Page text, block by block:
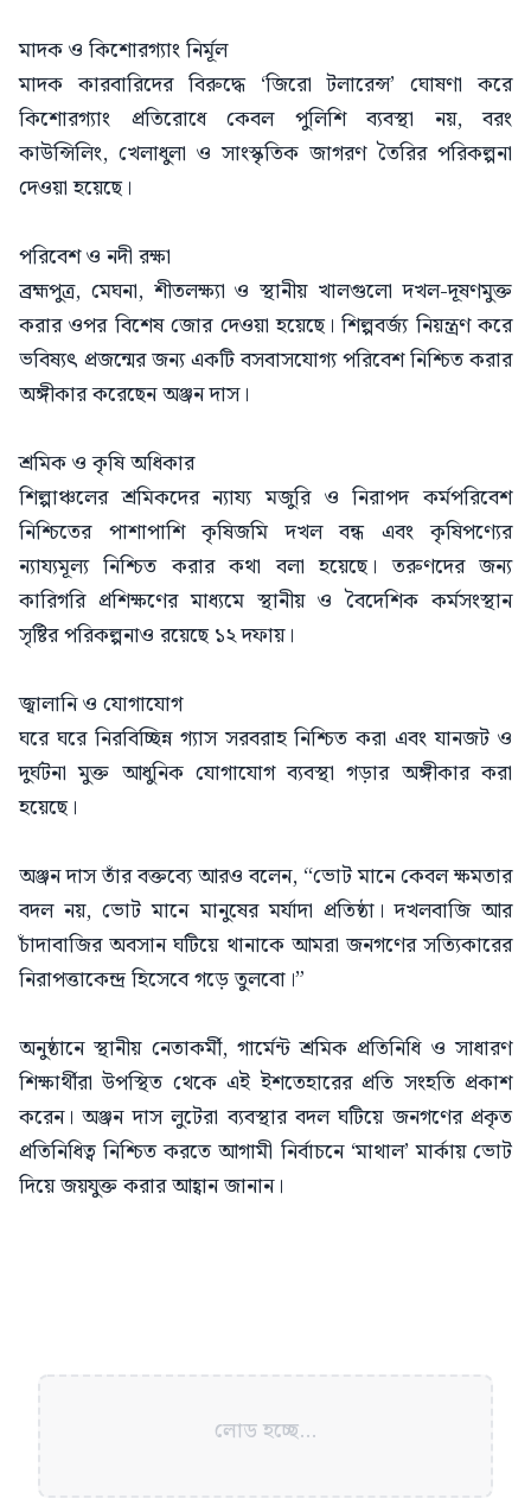
মাদক ও কিশোরগ্যাং নির্মূল
মাদক কারবারিদের বিরুদ্ধে ‘জিরো টলারেন্স’ ঘোষণা করে
কিশোরগ্যাং প্রতিরোধে কেবল পুলিশি ব্যবস্থা নয়, বরং
কাউন্সিলিং, খেলাধুলা ও সাংস্কৃতিক জাগরণ তৈরির পরিকল্পনা
দেওয়া হয়েছে।
পরিবেশ ও নদী রক্ষা
ব্রহ্মপুত্র, মেঘনা, শীতলক্ষ্যা ও স্থানীয় খালগুলো দখল-দূষণমুক্ত
করার ওপর বিশেষ জোর দেওয়া হয়েছে। শিল্পবর্জ্য নিয়ন্ত্রণ করে
ভবিষ্যৎ প্রজন্মের জন্য একটি বসবাসযোগ্য পরিবেশ নিশ্চিত করার
অঙ্গীকার করেছেন অঞ্জন দাস।
শ্রমিক ও কৃষি অধিকার
শিল্পাঞ্চলের শ্রমিকদের ন্যায্য মজুরি ও নিরাপদ কর্মপরিবেশ
নিশ্চিতের পাশাপাশি কৃষিজমি দখল বন্ধ এবং কৃষিপণ্যের
ন্যায্যমূল্য নিশ্চিত করার কথা বলা হয়েছে। তরুণদের জন্য
কারিগরি প্রশিক্ষণের মাধ্যমে স্থানীয় ও বৈদেশিক কর্মসংস্থান
সৃষ্টির পরিকল্পনাও রয়েছে ১২ দফায়।
জ্বালানি ও যোগাযোগ
ঘরে ঘরে নিরবিচ্ছিন্ন গ্যাস সরবরাহ নিশ্চিত করা এবং যানজট ও
দুর্ঘটনা মুক্ত আধুনিক যোগাযোগ ব্যবস্থা গড়ার অঙ্গীকার করা
হয়েছে।
অঞ্জন দাস তাঁর বক্তব্যে আরও বলেন, “ভোট মানে কেবল ক্ষমতার
বদল নয়, ভোট মানে মানুষের মর্যাদা প্রতিষ্ঠা। দখলবাজি আর
চাঁদাবাজির অবসান ঘটিয়ে থানাকে আমরা জনগণের সত্যিকারের
নিরাপত্তাকেন্দ্র হিসেবে গড়ে তুলবো।”
অনুষ্ঠানে স্থানীয় নেতাকর্মী, গার্মেন্ট শ্রমিক প্রতিনিধি ও সাধারণ
শিক্ষার্থীরা উপস্থিত থেকে এই ইশতেহারের প্রতি সংহতি প্রকাশ
করেন। অঞ্জন দাস লুটেরা ব্যবস্থার বদল ঘটিয়ে জনগণের প্রকৃত
প্রতিনিধিত্ব নিশ্চিত করতে আগামী নির্বাচনে ‘মাথাল’ মার্কায় ভোট
দিয়ে জয়যুক্ত করার আহ্বান জানান।
লোড হচ্ছে...